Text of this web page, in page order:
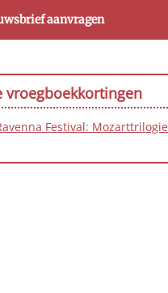
aanvragen
vroegboekkortingen
Festival: Mozarttrilogie